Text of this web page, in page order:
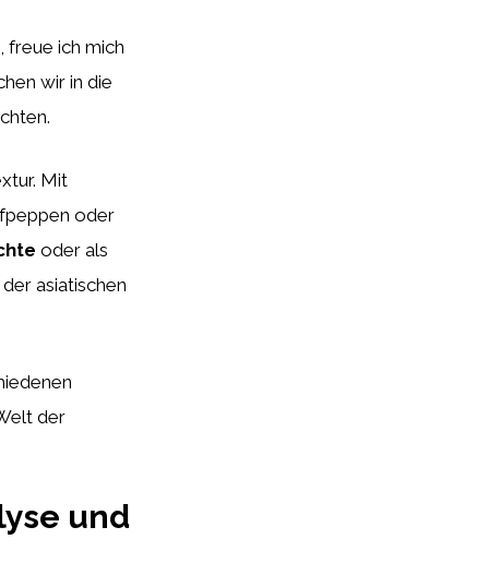
freue ich mich
wir in die
Mit
oder
oder als
asiatischen
der
und